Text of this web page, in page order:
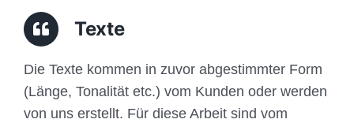
Texte
Die Texte kommen in zuvor abgestimmter Form
(Länge, Tonalität etc.) vom Kunden oder werden
von uns erstellt. Für diese Arbeit sind vom